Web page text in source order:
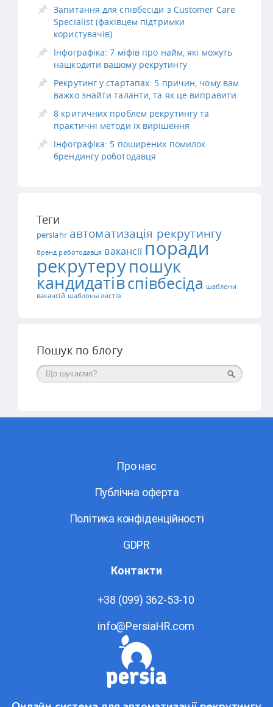
Запитання для співбесіди з Customer Care
Specialist (фахівцем підтримки
користувачів)
Інфографіка: 7 міфів про найм, які можуть
нашкодити вашому рекрутингу
Рекрутинг у стартапах: 5 причин, чому вам
важко знайти таланти, та як це виправити
8 критичних проблем рекрутингу та
практичні методи їх вирішення
Інфографіка: 5 поширених помилок
брендингу роботодавця
Теги
persiahr автоматизація рекрутингу
бренд работодавця вакансії поради
рекрутерупошук
кандидатівспівбесіда шаблони
вакансій шаблоны листів
Пошук по блогу
Поиск
Про нас
Публічна оферта
Політика конфіденційності
GDPR
Контакти
+38 (099) 362-53-10
info@PersiaHR.com